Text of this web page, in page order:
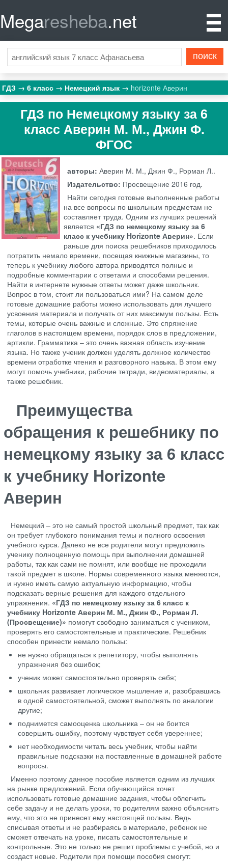
Megaresheba.net
ГДЗ 6 класс Немецкий язык horizonte Аверин
ГДЗ по Немецкому языку за 6
класс Аверин М. М., Джин Ф.
ФГОС
авторы:Аверин М. М., Джин Ф., Рорман Л..
Издательство: Просвещение 2016 год.
Найти сегодня готовые выполненные работы
на все вопросы по школьным предметам не
составляет труда. Одним из лучших решений
является «ГДЗ по немецкому языку за 6
класс к учебнику Horizonte Аверин». Если
раньше для поиска решебников приходилось
потратить немало времени, посещая книжные магазины, то
теперь к учебнику любого автора приводятся полные и
подробные комментарии с ответами и способами решения.
Найти в интернете нужные ответы может даже школьник.
Вопрос в том, стоит ли пользоваться ими? На самом деле
готовые домашние работы можно использовать для лучшего
усвоения материала и получать от них максимум пользы. Есть
темы, которые очень важные и сложные. Это спряжение
глаголов в настоящем времени, порядок слов в предложении,
артикли. Грамматика – это очень важная область изучение
языка. Но также ученик должен уделять должное количество
времени отработке чтения и разговорного навыка. В этом ему
могут помочь учебники, рабочие тетради, видеоматериалы, а
также решебник.
Преимущества
обращения к решебнику по
немецкому языку за 6 класс
к учебнику Horizonte
Аверин
Немецкий – это не самый простой школьный предмет, так как
он требует глубокого понимания темы и полного освоения
учебного курса. Далеко не все родители могут предложить
ученику полноценную помощь при выполнении домашней
работы, так как сами не помнят, или вообще не проходили
такой предмет в школе. Нормы современного языка меняются,
и нужно иметь самую актуальную информацию, чтобы
подсказать верные решения для каждого отдельного
упражнения. «ГДЗ по немецкому языку за 6 класс к
учебнику Horizonte Аверин М. М., Джин Ф., Рорман Л.
(Просвещение)» помогут свободно заниматься с учеником,
проверять его самостоятельные и практические. Решебник
способен принести немало пользы:
не нужно обращаться к репетитору, чтобы выполнять
упражнения без ошибок;
ученик может самостоятельно проверять себя;
школьник развивает логическое мышление и, разобравшись
в одной самостоятельной, сможет выполнять по аналогии
другие;
поднимется самооценка школьника – он не боится
совершить ошибку, поэтому чувствует себя увереннее;
нет необходимости читать весь учебник, чтобы найти
правильные подсказки на поставленные в домашней работе
вопросы.
Именно поэтому данное пособие является одним из лучших
на рынке предложений. Если обучающийся хочет
использовать готовые домашние задания, чтобы облегчить
себе задачу и не делать уроки, то родителям важно объяснить
ему, что это не принесет ему настоящей пользы. Ведь
списывая ответы и не разбираясь в материале, ребенок не
сможет отвечать на уроке, писать самостоятельные и
контрольные. Это не только не решит проблемы с учебой, но и
создаст новые. Родители при помощи пособия смогут: